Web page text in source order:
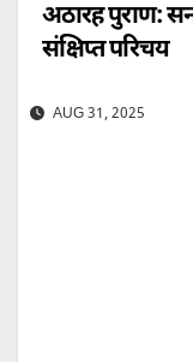
अठारह पुराण:
संक्षिप्त परिचय
AUG 31, 2025